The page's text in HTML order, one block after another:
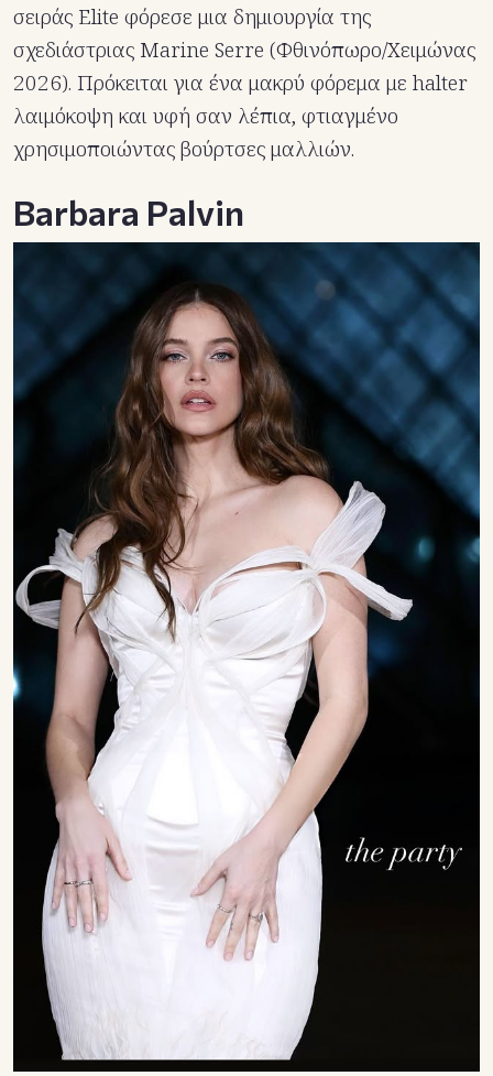
σειράς Elite φόρεσε μια δημιουργία της
σχεδιάστριας Marine Serre (Φθινόπωρο/Χειμώνας
2026). Πρόκειται για ένα μακρύ φόρεμα με halter
λαιμόκοψη και υφή σαν λέπια, φτιαγμένο
χρησιμοποιώντας βούρτσες μαλλιών.
Barbara Palvin